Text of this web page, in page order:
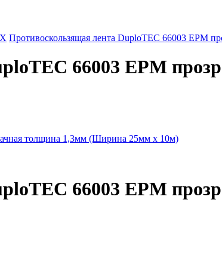
Противоскользящая лента DuploTEC 66003 EPM
66003 EPM
66003 EPM